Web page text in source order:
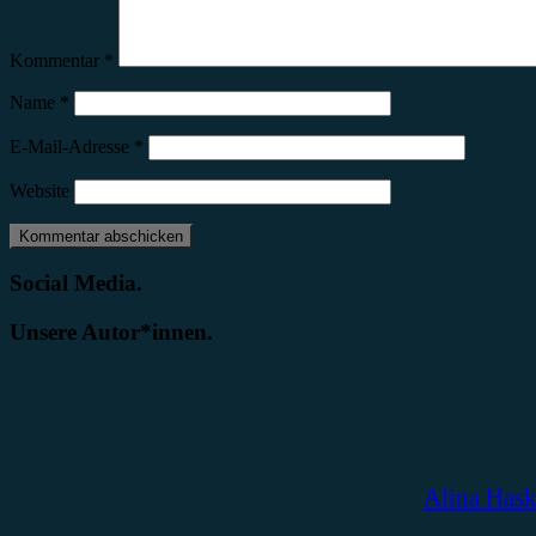
Kommentar *
Name *
E-Mail-Adresse *
Website
Social Media.
Unsere Autor*innen.
Alina